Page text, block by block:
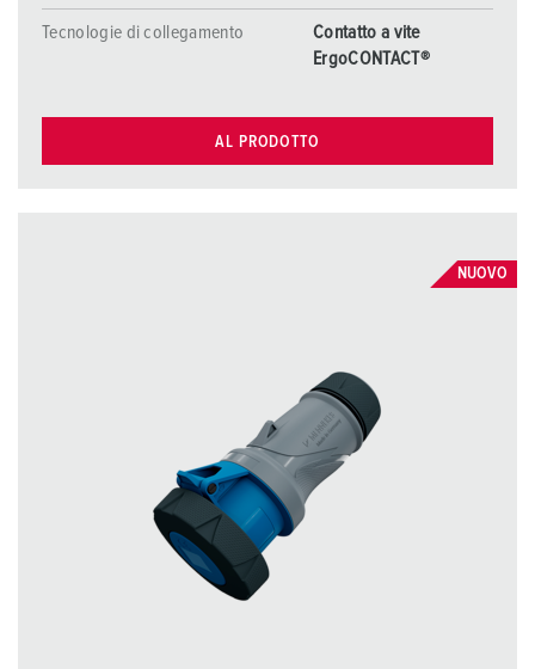
Tecnologie di collegamento
Contatto a vite
ErgoCONTACT®
AL PRODOTTO
NUOVO